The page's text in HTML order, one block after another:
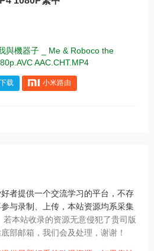
與機器子 _ Me & Roboco the
AAC.CHT.MP4
载 小米路由
者提供一个交流学习的平台，不存
与录制、上传，本站资源均系采集
若本站收录的资源无意侵犯了贵司版
部邮箱，我们会及处理，谢谢！